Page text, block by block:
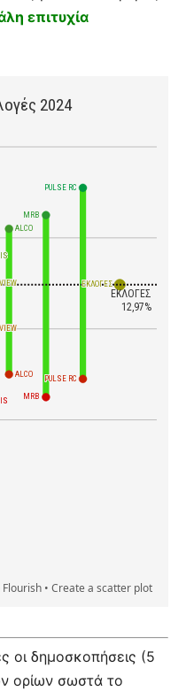
επιτυχία
οι δημοσκοπήσεις (5
ορίων σωστά το